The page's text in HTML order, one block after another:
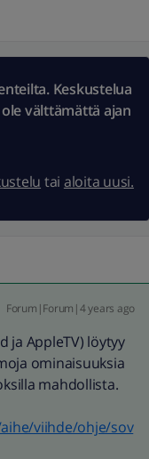
Keskustelua
välttämättä ajan
tai aloita uusi.
Forum|Forum|4 years ago
ja AppleTV) löytyy
ominaisuuksia
mahdollista.
viihde/ohje/sov